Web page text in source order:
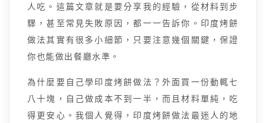
人吃。這篇文章就是要分享我的經驗，從材料到步
驟，甚至常見失敗原因，都一一告訴你。印度烤餅
做法其實有很多小細節，只要注意幾個關鍵，保證
你也能做出餐廳水準。
為什麼要自己學印度烤餅做法？外面買一份動輒七
八十塊，自己做成本不到一半，而且材料單純，吃
得更安心。我個人覺得，印度烤餅做法最迷人的地